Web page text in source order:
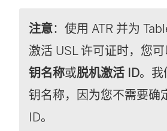
注意：使用 ATR 并为
激活 USL 许可证时，您
钥名称或脱机激活 ID。我
钥名称，因为您不需要确
ID。